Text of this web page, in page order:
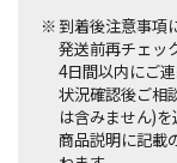
到着後注意事項
発送前再チェッ
4日間以内にご
状況確認後ご相
は含みません)を
商品説明に記載